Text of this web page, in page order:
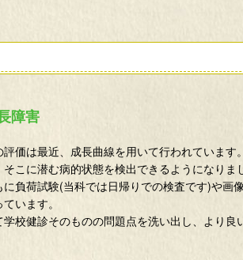
障害
価は最近、成長曲線を用いて行われていま
こに潜む病的状態を検出できるようになりま
負荷試験(当科では日帰りでの検査です)や画
います。
校健診そのものの問題点を洗い出し、より良